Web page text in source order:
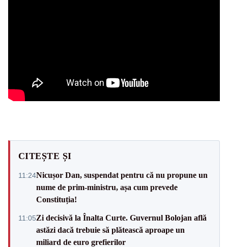
CITEȘTE ȘI
11:24Nicușor Dan, suspendat pentru că nu propune un
nume de prim-ministru, așa cum prevede
Constituția!
11:05Zi decisivă la Înalta Curte. Guvernul Bolojan află
astăzi dacă trebuie să plătească aproape un
miliard de euro grefierilor